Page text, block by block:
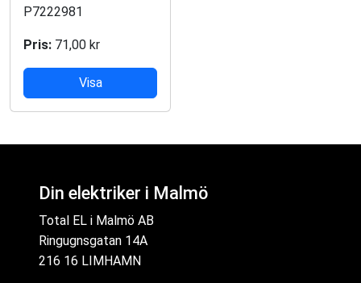
P7222981
Pris: 71,00 kr
Visa
Din elektriker i Malmö
Total EL i Malmö AB
Ringugnsgatan 14A
216 16 LIMHAMN